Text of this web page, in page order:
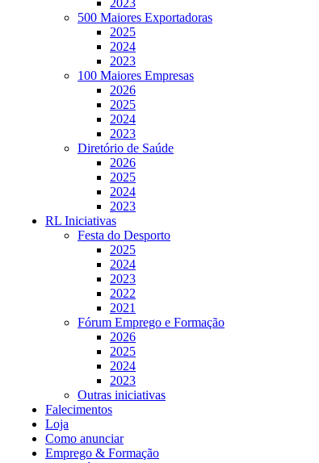
500 Maiores Exportadoras
2025
2024
2023
100 Maiores Empresas
2026
2025
2024
2023
Diretório de Saúde
2026
2025
2024
2023
RL Iniciativas
Festa do Desporto
2025
2024
2023
2022
2021
Fórum Emprego e Formação
2026
2025
2024
2023
Outras iniciativas
Falecimentos
Loja
Como anunciar
Emprego & Formação